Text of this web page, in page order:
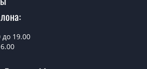
двери?
ассортимент готовых уличных
до 19.00